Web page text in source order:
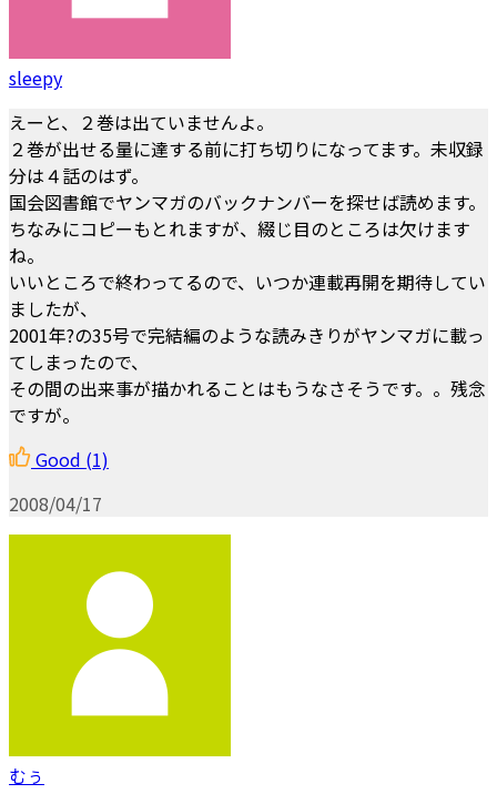
sleepy
えーと、２巻は出ていませんよ。
２巻が出せる量に達する前に打ち切りになってます。未収録
分は４話のはず。
国会図書館でヤンマガのバックナンバーを探せば読めます。
ちなみにコピーもとれますが、綴じ目のところは欠けます
ね。
いいところで終わってるので、いつか連載再開を期待してい
ましたが、
2001年?の35号で完結編のような読みきりがヤンマガに載っ
てしまったので、
その間の出来事が描かれることはもうなさそうです。。残念
ですが。
Good (1)
2008/04/17
むぅ